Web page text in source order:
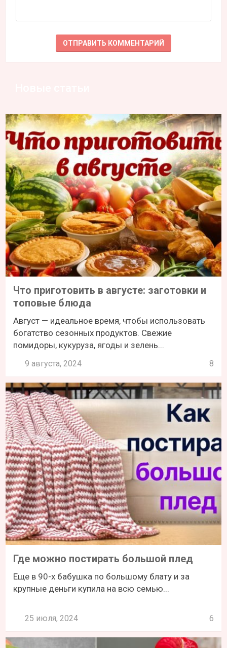
Что приготовить в августе: заготовки и
топовые блюда
Август — идеальное время, чтобы использовать
богатство сезонных продуктов. Свежие
помидоры, кукуруза, ягоды и зелень...
9 августа, 2024 8
Где можно постирать большой плед
Еще в 90-х бабушка по большому блату и за
крупные деньги купила на всю семью...
25 июля, 2024 6